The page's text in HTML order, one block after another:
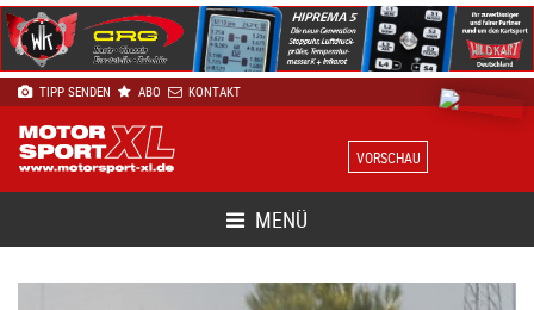
TIPP SENDEN ABO KONTAKT
VORSCHAU
MENÜ